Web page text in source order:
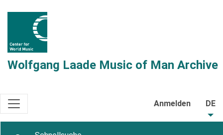
Wolfgang Laade Music of Man Archive
Anmelden DE